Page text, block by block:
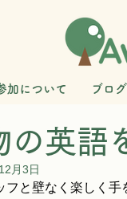
加について ブログ
の英語
月3日
フと壁なく楽しく手